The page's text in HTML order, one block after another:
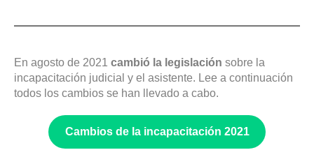
En agosto de 2021 cambió la legislación sobre la
incapacitación judicial y el asistente. Lee a continuación
todos los cambios se han llevado a cabo.
Cambios de la incapacitación 2021